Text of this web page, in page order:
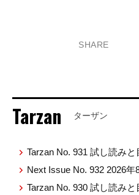
SHARE
Tarzan ターザン
Tarzan No. 931 試し読みと
Next Issue No. 932 2026年
Tarzan No. 930 試し読みと